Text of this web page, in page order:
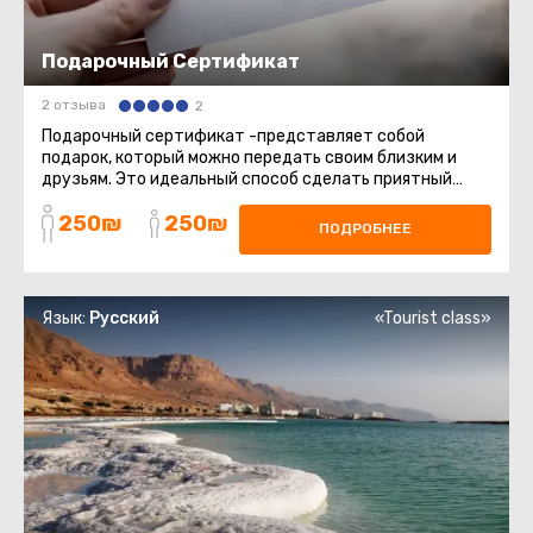
Подарочный Сертификат
2 отзыва 2
Подарочный сертификат -представляет собой
подарок, который можно передать своим близким и
друзьям. Это идеальный способ сделать приятный
сюрприз, который позволит ...
250₪ 250₪ ПОДРОБНЕЕ
Язык: Русский «Tourist class»